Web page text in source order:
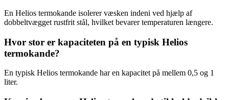
En Helios termokande isolerer væsken indeni ved hjælp af
dobbeltvægget rustfrit stål, hvilket bevarer temperaturen længere.
Hvor stor er kapaciteten på en typisk Helios
termokande?
En typisk Helios termokande har en kapacitet på mellem 0,5 og 1
liter.